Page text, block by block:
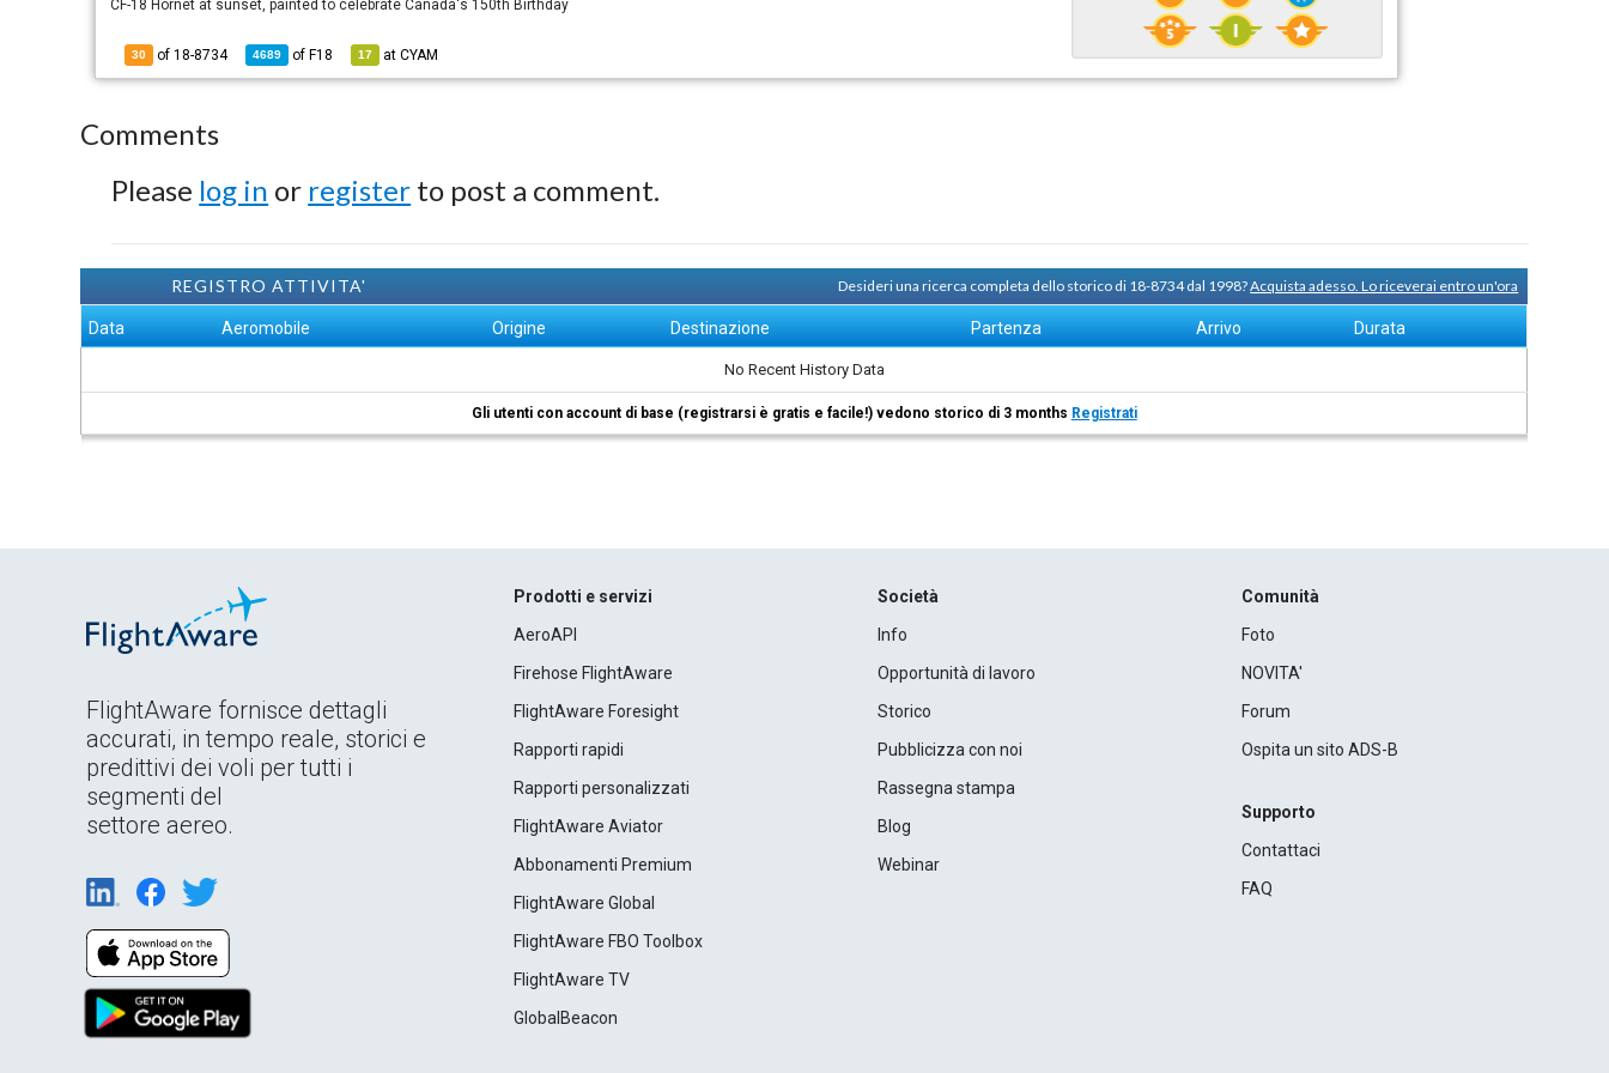
CF-18 Hornet at sunset, painted to celebrate Canada's 150th Birthday
30 of 18-8734 4689 of F18 17 atCYAM
Comments
Please log in or register to post a comment.
REGISTRO ATTIVITA' Desideri una ricerca completa dello storico di 18-8734 dal 1998?Acquista adesso. Lo riceverai entro un'ora
Data Aeromobile Origine Destinazione Partenza Arrivo Durata
No Recent History Data
Gli utenti con account di base (registrarsi è gratis e facile!) vedono storico di 3 months Registrati
FlightAware fornisce dettagli
accurati, in tempo reale, storici e
predittivi dei voli per tutti i
segmenti del
settore aereo.
Prodotti e servizi
AeroAPI
Firehose FlightAware
FlightAware Foresight
Rapporti rapidi
Rapporti personalizzati
FlightAware Aviator
Abbonamenti Premium
FlightAware Global
FlightAware FBO Toolbox
FlightAware TV
GlobalBeacon
Società
Info
Opportunità di lavoro
Storico
Pubblicizza con noi
Rassegna stampa
Blog
Webinar
Comunità
Foto
NOVITA'
Forum
Ospita un sito ADS-B
Supporto
Contattaci
FAQ